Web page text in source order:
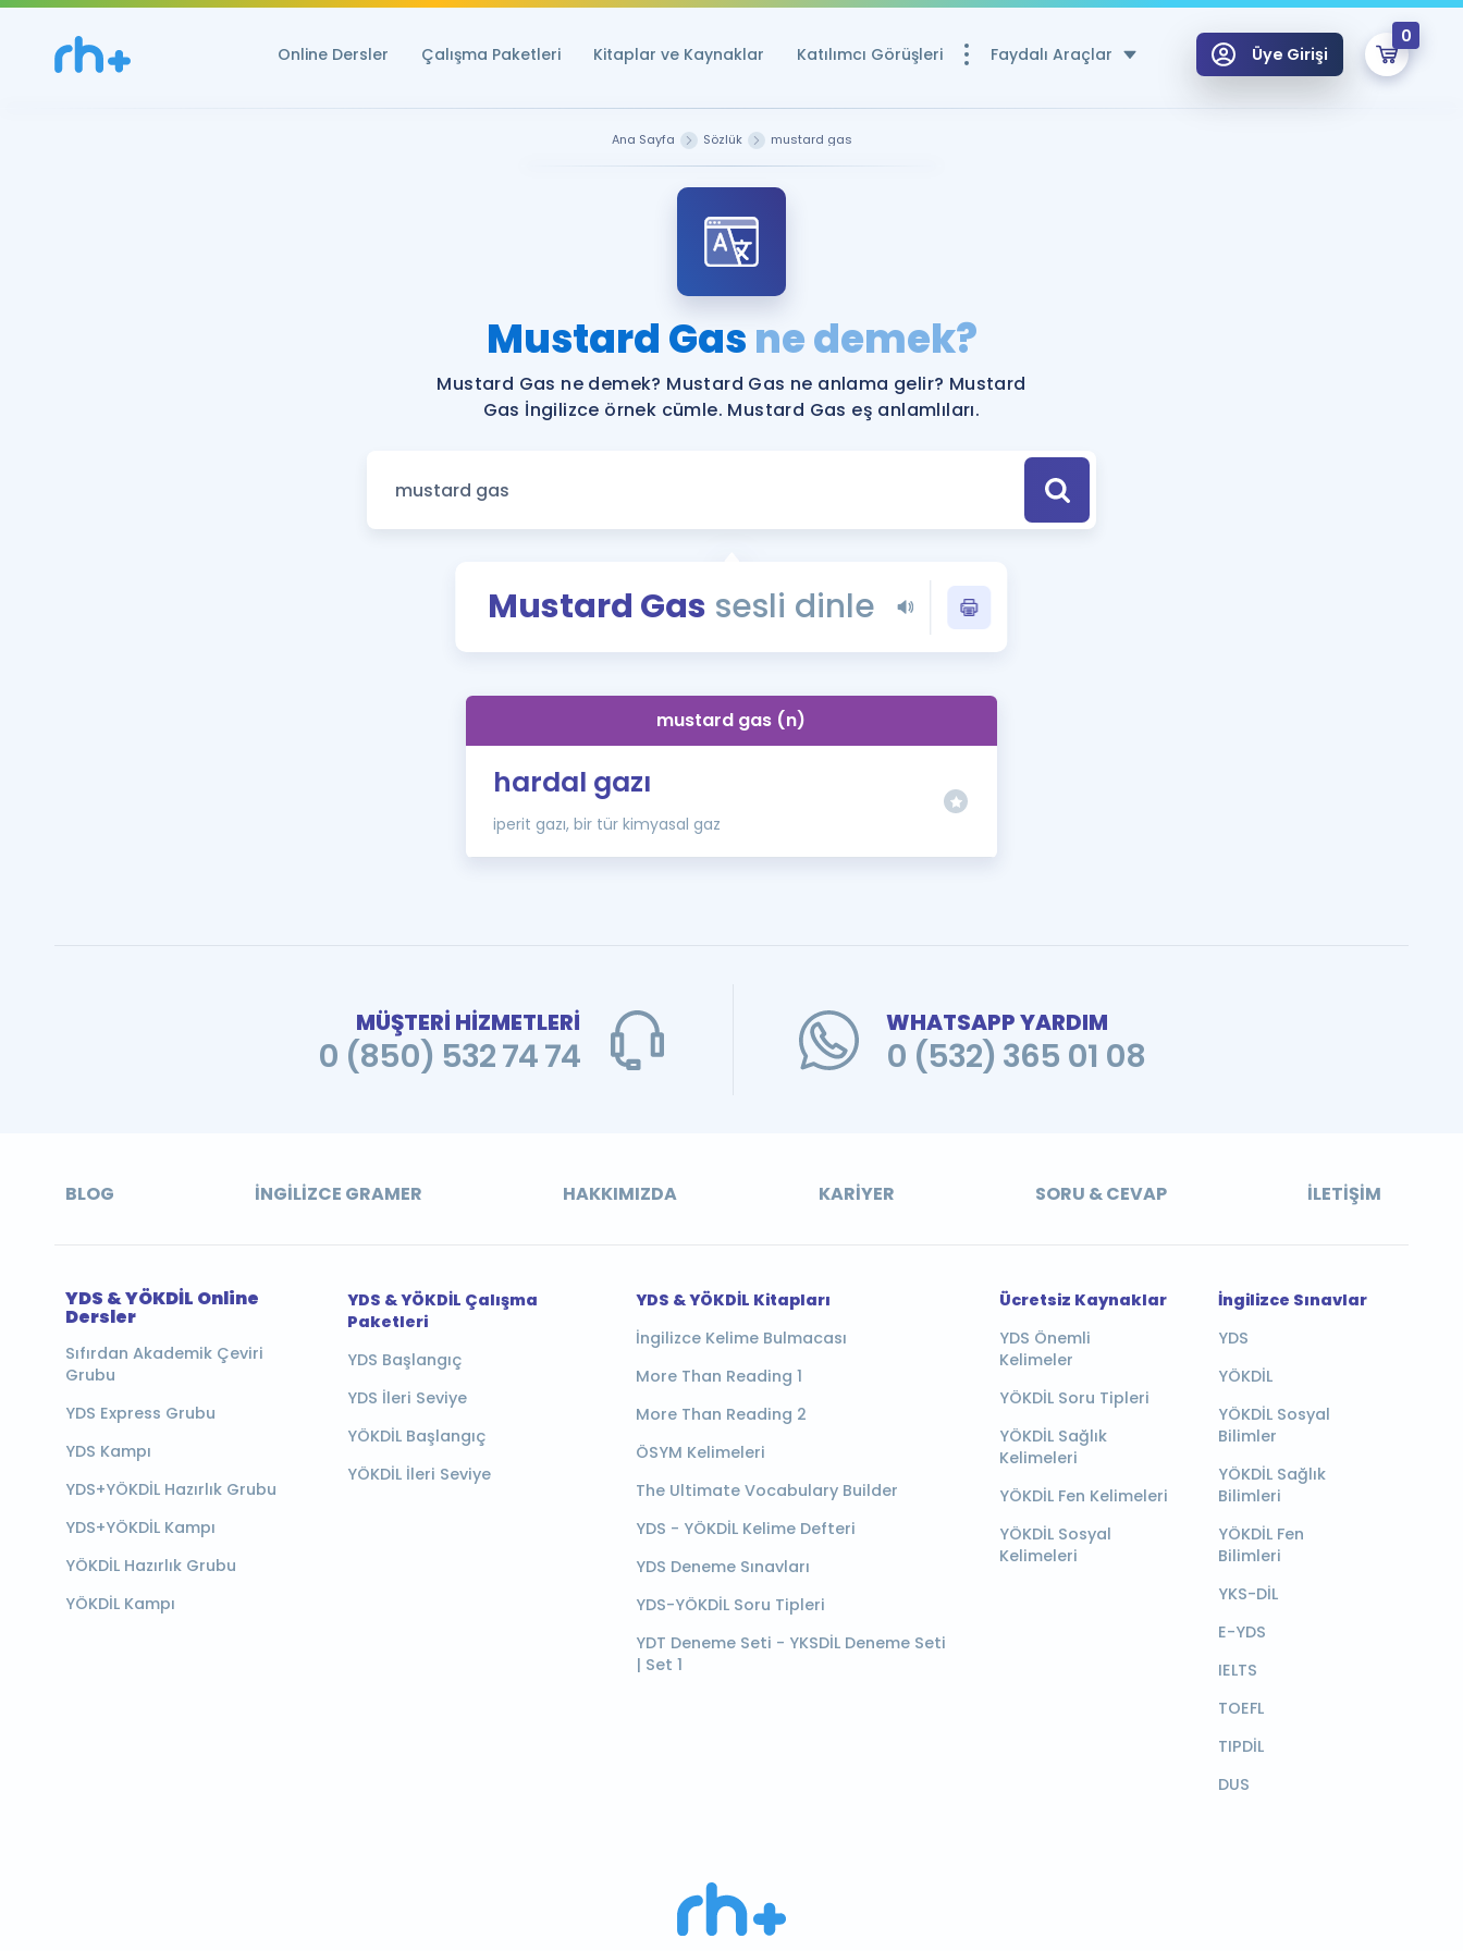
Online Dersler Çalışma Paketleri Kitaplar ve Kaynaklar Katılımcı Görüşleri Faydalı Araçlar
Ücretsiz Kaynaklar
YDS ve YÖKDİL Puan Hesaplama Aracı
YDS ve YÖKDİL'e Hazırlananlar için Öneriler
Tüm ÖSYM Sınavları Tek Takvimde
Blog
YDS - YÖKDİL Tüm Sınavlarla İlgili Haberler
İngilizce Gramer
Üye Girişi
0
Remzi Hoca ile seni sınava hazırlayacak onlarca eğitim seni bekliyor!
Ana Sayfa Sözlük mustard gas
Mustard Gasne demek?
Mustard Gas ne demek? Mustard Gas ne anlama gelir? Mustard
Gas İngilizce örnek cümle. Mustard Gas eş anlamlıları.
Mustard Gas sesli dinle
mustard gas (n)
hardal gazı
iperit gazı, bir tür kimyasal gaz
MÜŞTERİ HİZMETLERİ
0 (850) 532 74 74
WHATSAPP YARDIM
0 (532) 365 01 08
BLOG İNGILIZCE GRAMER HAKKIMIZDA KARIYER SORU & CEVAP İLETIŞIM
YDS & YÖKDİL Online
Dersler
Sıfırdan Akademik Çeviri
Grubu
YDS Express Grubu
YDS Kampı
YDS+YÖKDİL Hazırlık Grubu
YDS+YÖKDİL Kampı
YÖKDİL Hazırlık Grubu
YÖKDİL Kampı
YDS & YÖKDİL Çalışma
Paketleri
YDS Başlangıç
YDS İleri Seviye
YÖKDİL Başlangıç
YÖKDİL İleri Seviye
YDS & YÖKDİL Kitapları
İngilizce Kelime Bulmacası
More Than Reading 1
More Than Reading 2
ÖSYM Kelimeleri
The Ultimate Vocabulary Builder
YDS - YÖKDİL Kelime Defteri
YDS Deneme Sınavları
YDS-YÖKDİL Soru Tipleri
YDT Deneme Seti - YKSDİL Deneme Seti
| Set 1
Ücretsiz Kaynaklar
YDS Önemli
Kelimeler
YÖKDİL Soru Tipleri
YÖKDİL Sağlık
Kelimeleri
YÖKDİL Fen Kelimeleri
YÖKDİL Sosyal
Kelimeleri
İngilizce Sınavlar
YDS
YÖKDİL
YÖKDİL Sosyal
Bilimler
YÖKDİL Sağlık
Bilimleri
YÖKDİL Fen
Bilimleri
YKS-DİL
E-YDS
IELTS
TOEFL
TIPDİL
DUS